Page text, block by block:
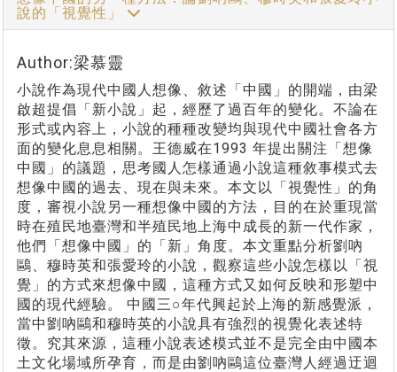
說的「視覺性」
Author:梁慕靈
小說作為現代中國人想像、敘述「中國」的開端，由梁
啟超提倡「新小說」起，經歷了過百年的變化。不論在
形式或內容上，小說的種種改變均與現代中國社會各方
面的變化息息相關。王德威在1993 年提出關注「想像
中國」的議題，思考國人怎樣通過小說這種敘事模式去
想像中國的過去、現在與未來。本文以「視覺性」的角
度，審視小說另一種想像中國的方法，目的在於重現當
時在殖民地臺灣和半殖民地上海中成長的新一代作家，
他們「想像中國」的「新」角度。本文重點分析劉吶
鷗、穆時英和張愛玲的小說，觀察這些小說怎樣以「視
覺」的方式來想像中國，這種方式又如何反映和形塑中
國的現代經驗。 中國三○年代興起於上海的新感覺派，
當中劉吶鷗和穆時英的小說具有強烈的視覺化表述特
徵。究其來源，這種小說表述模式並不是完全由中國本
土文化場域所孕育，而是由劉吶鷗這位臺灣人經過迂迴